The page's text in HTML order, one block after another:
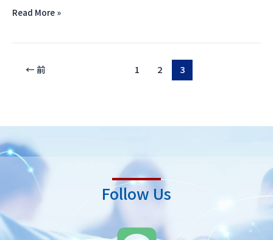
Read More »
←前 1 2 3
Follow Us
L